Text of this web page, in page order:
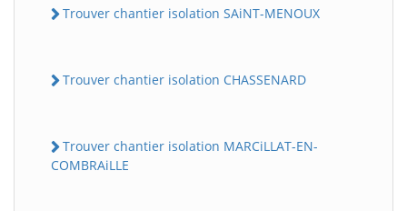
Trouver chantier isolation SAiNT-MENOUX
Trouver chantier isolation CHASSENARD
Trouver chantier isolation MARCiLLAT-EN-
COMBRAiLLE